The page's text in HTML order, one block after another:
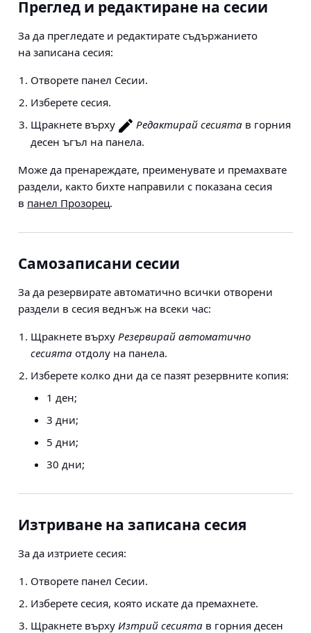
Преглед и редактиране на сесии
За да прегледате и редактирате съдържанието
на записана сесия:
Отворете панел Сесии.
Изберете сесия.
Щракнете върху
Редактирай сесията в горния
десен ъгъл на панела.
Може да пренареждате, преименувате и премахвате
раздели, както бихте направили с показана сесия
в панел Прозорец.
Самозаписани сесии
За да резервирате автоматично всички отворени
раздели в сесия веднъж на всеки час:
Щракнете върху Резервирай автоматично
сесията отдолу на панела.
Изберете колко дни да се пазят резервните копия:
1 ден;
3 дни;
5 дни;
30 дни;
Изтриване на записана сесия
За да изтриете сесия:
Отворете панел Сесии.
Изберете сесия, която искате да премахнете.
Щракнете върху Изтрий сесията в горния десен